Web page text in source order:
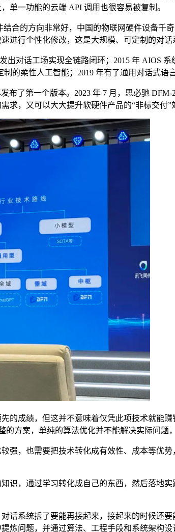
单一功能的云端 API 调用也很容易被复制。
的方向非常好，中国的物联网硬件设备千
行个性化修改，这是大规模、可定制的对话
对话工场实现全链路闭环；2015 年 AIOS
的柔性人工智能；2019 年有了通用对话式语
了第一个版本。2023 年 7 月，思必驰
求，又可以大大提升软硬件产品的“非标交付
成绩，但这并不意味着仅凭此项技术就能
方案，单纯的算法优化并不能解决实际问题
，也需要把技术转化成有效性、成本等优
，通过学习转化成自己的东西，然后落地实
系统拆了要能再接起来，接起来的时候还
炼问题，并通过算法、工程手段和系统架构设